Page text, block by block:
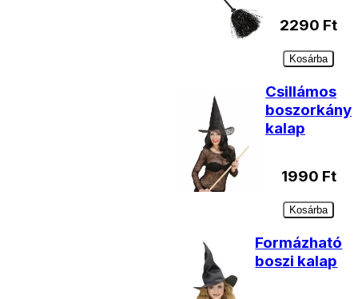
2290 Ft
Kosárba
Csillámos
boszorkány
kalap
1990 Ft
Kosárba
Formázható
boszi kalap